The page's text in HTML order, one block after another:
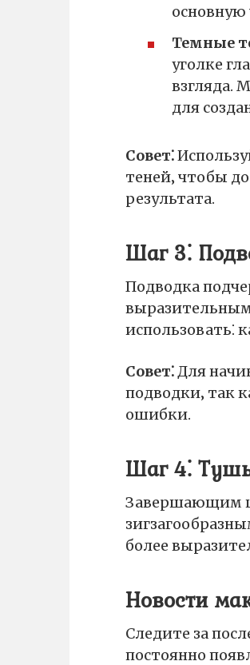
основную
Темные
уголке
взгляда.
для
Совет⁚
теней‚ чтобы
результата.
Шаг 3⁚
Подводка
использовать⁚
Совет⁚Для
подводки‚ так
ошибки.
Шаг 4⁚
Завершающим
более
Новости
Следите за
постоянно